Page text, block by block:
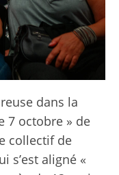
dans la
7 octobre » de
collectif de
s’est aligné «